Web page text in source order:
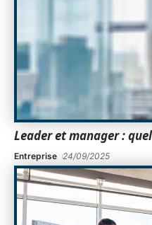
Leader et manager :
Entreprise 24/09/2025